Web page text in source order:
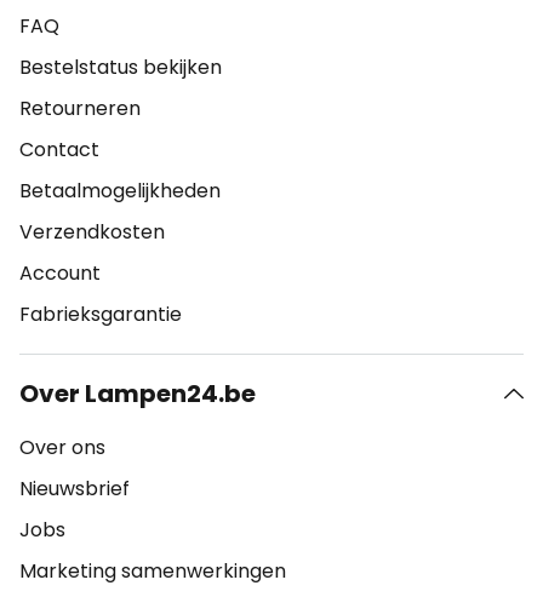
FAQ
Bestelstatus bekijken
Retourneren
Contact
Betaalmogelijkheden
Verzendkosten
Account
Fabrieksgarantie
Over Lampen24.be
Over ons
Nieuwsbrief
Jobs
Marketing samenwerkingen